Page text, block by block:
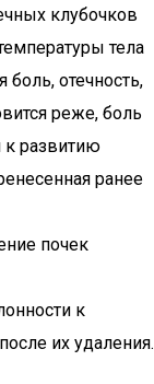
клубочков
тела
боль, отечность,
реже, боль
к развитию
ранее
почек
к
их удаления.